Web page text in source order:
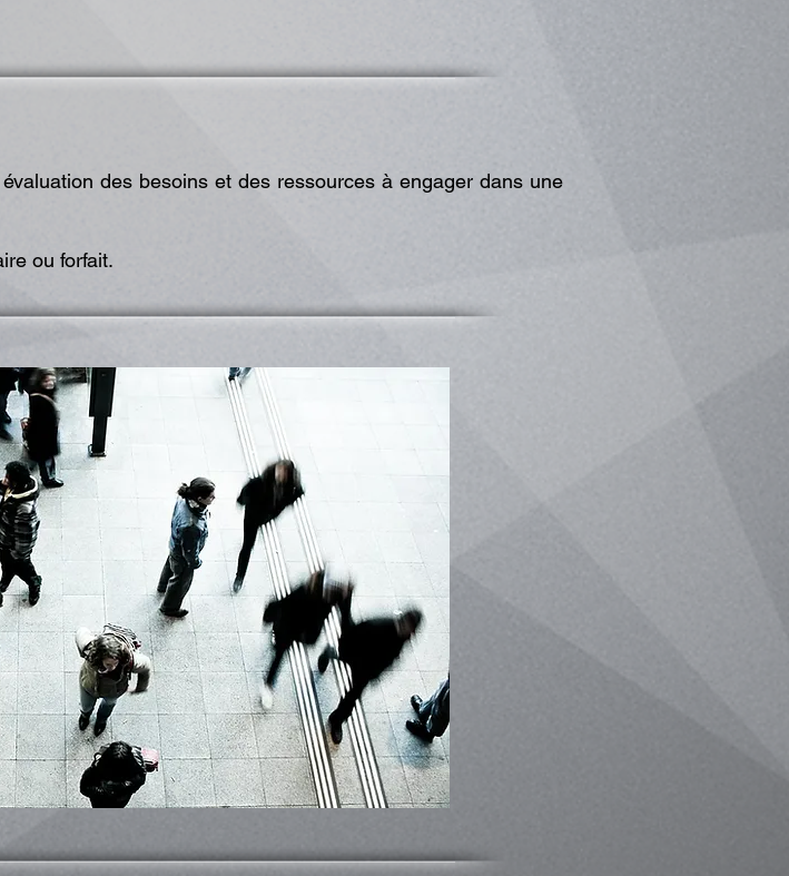
des besoins et des ressources à engager dans une
ou forfait.